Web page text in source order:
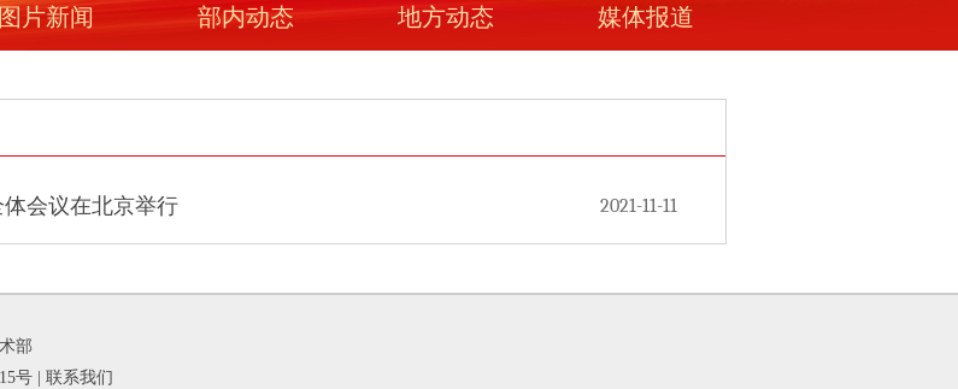
片新闻 部内动态 地方动态 媒体报道
会议在北京举行 2021-11-11
部
号 | 联系我们